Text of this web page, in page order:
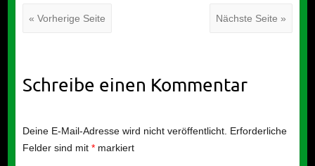
« Vorherige Seite Nächste Seite »
Schreibe einen Kommentar
Deine E-Mail-Adresse wird nicht veröffentlicht. Erforderliche
Felder sind mit *markiert